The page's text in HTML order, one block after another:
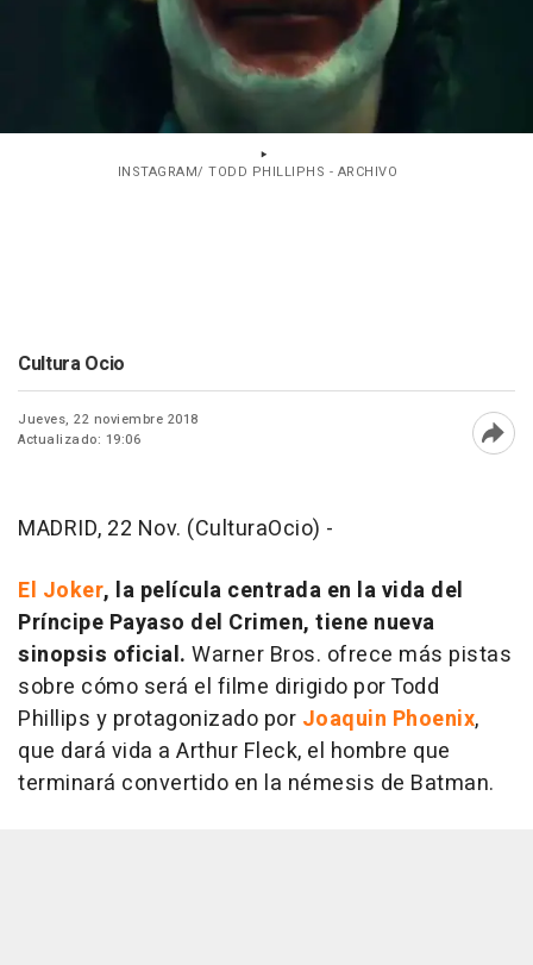
INSTAGRAM/ TODD PHILLIPHS - ARCHIVO
Cultura Ocio
Jueves, 22 noviembre 2018
Actualizado: 19:06
MADRID, 22 Nov. (CulturaOcio) -
El Joker, la película centrada en la vida del
Príncipe Payaso del Crimen, tiene nueva
sinopsis oficial. Warner Bros. ofrece más pistas
sobre cómo será el filme dirigido por Todd
Phillips y protagonizado por Joaquin Phoenix,
que dará vida a Arthur Fleck, el hombre que
terminará convertido en la némesis de Batman.